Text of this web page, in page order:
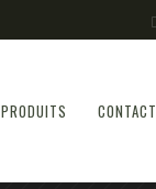
PRODUITS CONTACT